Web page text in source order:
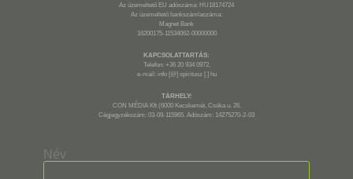
Az üzemeltető EU adószáma: HU18174724
Az üzemeltető bankszámlaszáma:
Magnet Bank
16200175-11534062-00000000
KAPCSOLATTARTÁS:
Telefon: +36 20 934 0972,
e-mail: info [@] spiritusz [.] hu
TÁRHELY:
CON MÉDIA Kft (6000 Kecskemét, Csóka u. 26.
Cégjegyzékszám: 03-09-115965. Adószám: 14275270-2-03
Név